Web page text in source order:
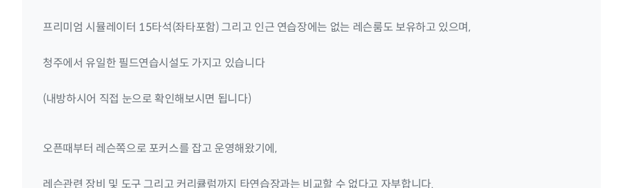
프리미엄 시뮬레이터 15타석(좌타포함) 그리고 인근 연습장에는 없는 레슨룸도 보유하고 있으며,
청주에서 유일한 필드연습시설도 가지고 있습니다
(내방하시어 직접 눈으로 확인해보시면 됩니다)
오픈때부터 레슨쪽으로 포커스를 잡고 운영해왔기에,
레슨관련 장비 및 도구 그리고 커리큘럼까지 타연습장과는 비교할 수 없다고 자부합니다.